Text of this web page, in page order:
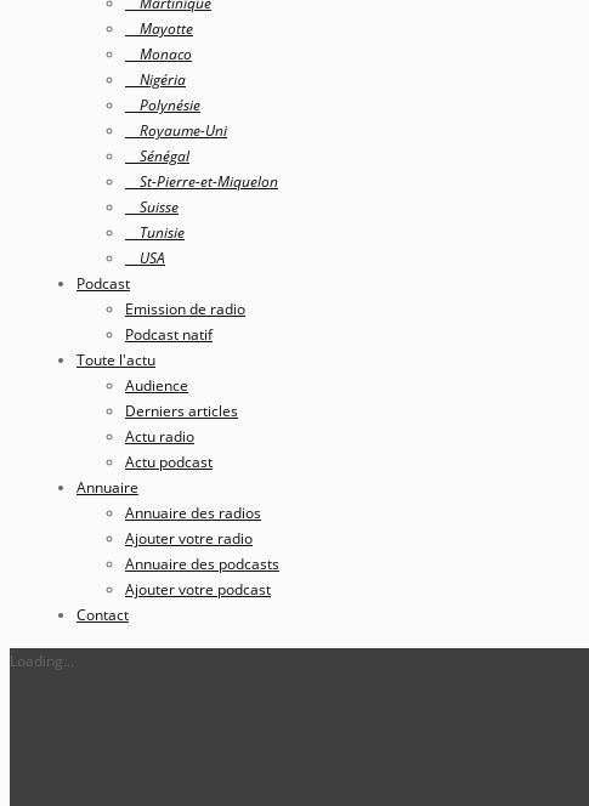
Mayotte
Monaco
Nigéria
Polynésie
Royaume-Uni
Sénégal
St-Pierre-et-Miquelon
Suisse
Tunisie
USA
Podcast
Emission de radio
Podcast natif
Toute l'actu
Audience
Derniers articles
Actu radio
Actu podcast
Annuaire
Annuaire des radios
Ajouter votre radio
Annuaire des podcasts
Ajouter votre podcast
Contact
Loading...